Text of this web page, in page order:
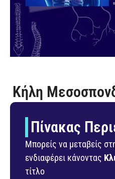
Κήλη
Πίνακας
Μπορείς να μεταβείς
ενδιαφέρει κάνοντας
τίτλο